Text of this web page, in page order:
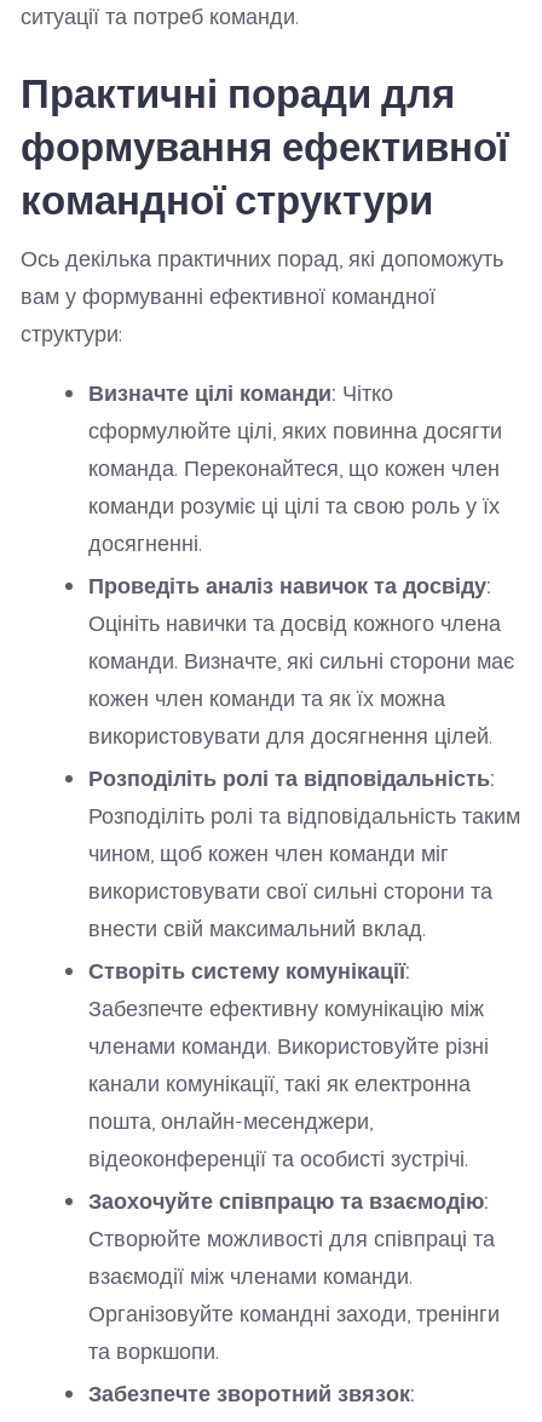
ситуації та потреб команди.
Практичні поради для
формування ефективної
командної структури
Ось декілька практичних порад, які допоможуть
вам у формуванні ефективної командної
структури:
Визначте цілі команди: Чітко
сформулюйте цілі, яких повинна досягти
команда. Переконайтеся, що кожен член
команди розуміє ці цілі та свою роль у їх
досягненні.
Проведіть аналіз навичок та досвіду:
Оцініть навички та досвід кожного члена
команди. Визначте, які сильні сторони має
кожен член команди та як їх можна
використовувати для досягнення цілей.
Розподіліть ролі та відповідальність:
Розподіліть ролі та відповідальність таким
чином, щоб кожен член команди міг
використовувати свої сильні сторони та
внести свій максимальний вклад.
Створіть систему комунікації:
Забезпечте ефективну комунікацію між
членами команди. Використовуйте різні
канали комунікації, такі як електронна
пошта, онлайн-месенджери,
відеоконференції та особисті зустрічі.
Заохочуйте співпрацю та взаємодію:
Створюйте можливості для співпраці та
взаємодії між членами команди.
Організовуйте командні заходи, тренінги
та воркшопи.
Забезпечте зворотний звязок: